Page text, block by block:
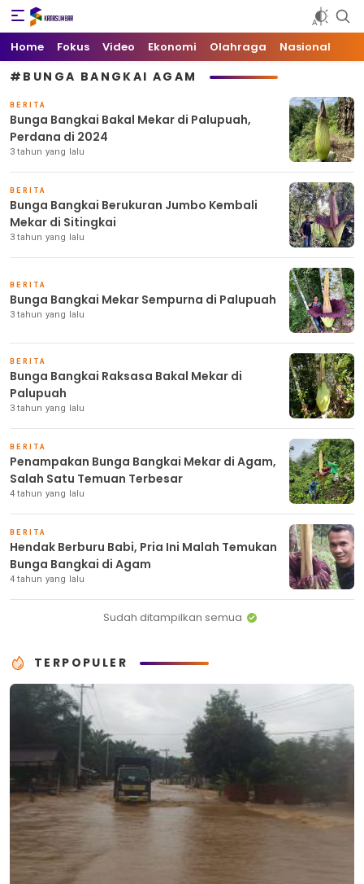
Kata Sumbar
Berita Sumbar Hari Ini
Home Fokus Video Ekonomi Olahraga Nasional
#BUNGA BANGKAI AGAM
BERITA
Bunga Bangkai Bakal Mekar di Palupuah,
Perdana di 2024
3 tahun yang lalu
BERITA
Bunga Bangkai Berukuran Jumbo Kembali
Mekar di Sitingkai
3 tahun yang lalu
BERITA
Bunga Bangkai Mekar Sempurna di Palupuah
3 tahun yang lalu
BERITA
Bunga Bangkai Raksasa Bakal Mekar di
Palupuah
3 tahun yang lalu
BERITA
Penampakan Bunga Bangkai Mekar di Agam,
Salah Satu Temuan Terbesar
4 tahun yang lalu
BERITA
Hendak Berburu Babi, Pria Ini Malah Temukan
Bunga Bangkai di Agam
4 tahun yang lalu
Sudah ditampilkan semua
TERPOPULER